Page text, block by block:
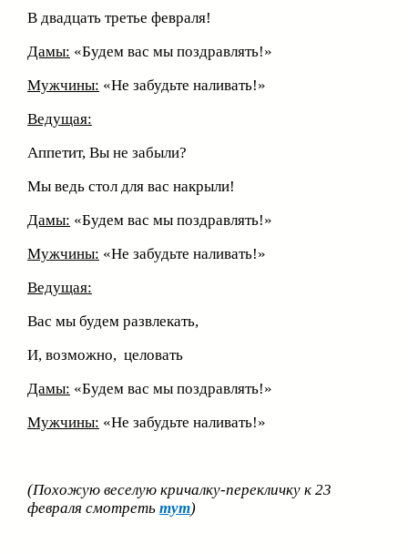
В двадцать третье февраля!
Дамы: «Будем вас мы поздравлять!»
Мужчины: «Не забудьте наливать!»
Ведущая:
Аппетит, Вы не забыли?
Мы ведь стол для вас накрыли!
Дамы: «Будем вас мы поздравлять!»
Мужчины: «Не забудьте наливать!»
Ведущая:
Вас мы будем развлекать,
И, возможно, целовать
Дамы: «Будем вас мы поздравлять!»
Мужчины: «Не забудьте наливать!»
(Похожую веселую кричалку-перекличку к 23
февраля смотреть тут)